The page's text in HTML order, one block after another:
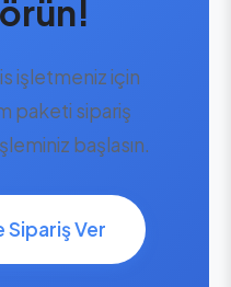
işletmeniz için
paketi sipariş
başlasın.
Sipariş Ver